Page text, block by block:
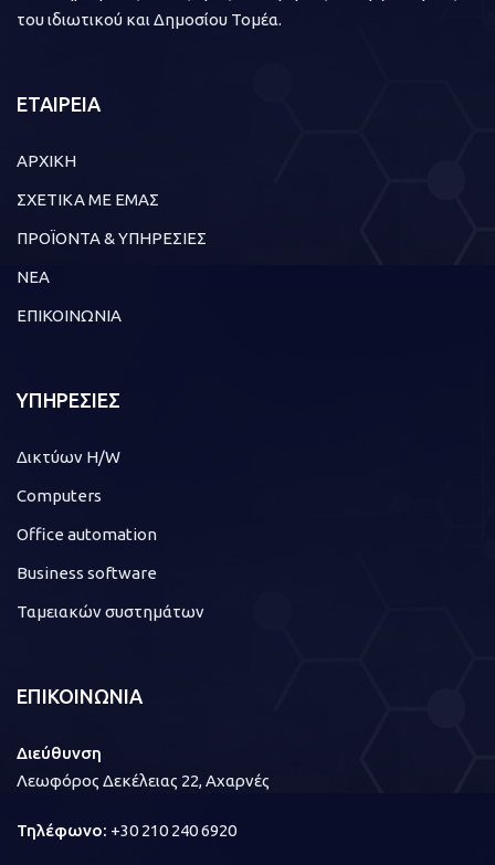
του ιδιωτικού και Δημοσίου Τομέα.
ΕΤΑΙΡΕΙΑ
ΑΡΧΙΚΗ
ΣΧΕΤΙΚΑ ΜΕ ΕΜΑΣ
ΠΡΟΪΟΝΤΑ & ΥΠΗΡΕΣΙΕΣ
ΝΕΑ
ΕΠΙΚΟΙΝΩΝΙΑ
ΥΠΗΡΕΣΙΕΣ
Δικτύων H/W
Computers
Office automation
Business software
Ταμειακών συστημάτων
ΕΠΙΚΟΙΝΩΝΙΑ
Διεύθυνση
Λεωφόρος Δεκέλειας 22, Αχαρνές
Τηλέφωνο: +30 210 240 6920